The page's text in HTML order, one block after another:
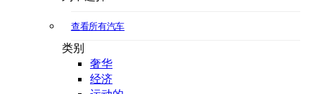
查看所有汽车
类别
奢华
经济